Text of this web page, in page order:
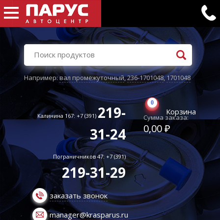
Например:вал промежуточный,236-1701048,1701048
Калинина 167: +7 (391) 219-
31-24
Пограничников 47: +7 (391)
219-31-29
заказать звонок
manager@krasparus.ru
0
Корзина
Сумма заказа:
0,00 ₽